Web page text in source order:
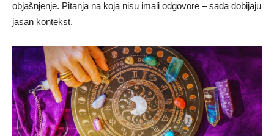
objašnjenje. Pitanja na koja nisu imali odgovore – sada dobijaju
jasan kontekst.